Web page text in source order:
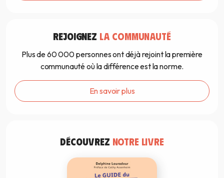
REJOIGNEZ LA COMMUNAUTÉ
Plus de 60 000 personnes ont déjà rejoint la première
communauté où la différence est la norme.
En savoir plus
DÉCOUVREZ NOTRE LIVRE